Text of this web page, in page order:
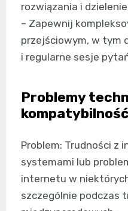
rozwiązania i
– Zapewnij
przejściowym, w tym
i regularne sesje
Problemy
kompatybilność
Problem: Trudności z
systemami lub
internetu w
szczególnie podczas